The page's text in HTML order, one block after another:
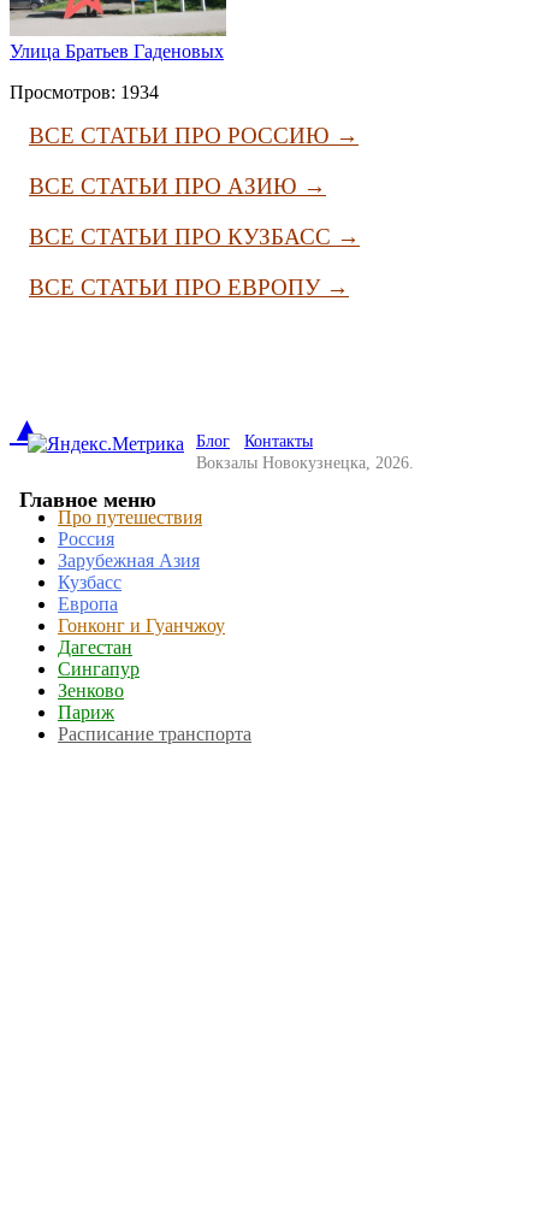
Улица Братьев Гаденовых
Просмотров: 1934
ВСЕ СТАТЬИ ПРО РОССИЮ →
ВСЕ СТАТЬИ ПРО АЗИЮ →
ВСЕ СТАТЬИ ПРО КУЗБАСС →
ВСЕ СТАТЬИ ПРО ЕВРОПУ →
▲ Блог
Контакты
Вокзалы Новокузнецка, 2026.
Главное меню
Про путешествия
Россия
Зарубежная Азия
Кузбасс
Европа
Гонконг и Гуанчжоу
Дагестан
Сингапур
Зенково
Париж
Расписание транспорта